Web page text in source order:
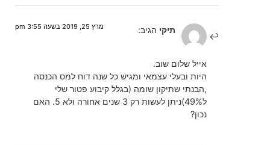
תיקי הגיב: מרץ 25, 2019 בשעה 3:55 pm
אייל שלום שוב.
היות ובעלי עצמאי ומגיש כל שנה דוח למס הכנסה
,הבנתי שתיקון שומה (בגלל קיבוע פטור שלי
ל49%)ניתן לעשות רק 3 שנים אחורה ולא 5. האם
נכון?